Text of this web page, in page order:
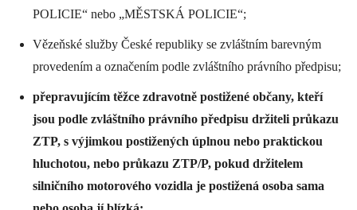
POLICIE“ nebo „MĚSTSKÁ POLICIE“;
Vězeňské služby České republiky se zvláštním barevným
provedením a označením podle zvláštního právního předpisu;
přepravujícím těžce zdravotně postižené občany, kteří
jsou podle zvláštního právního předpisu držiteli průkazu
ZTP, s výjimkou postižených úplnou nebo praktickou
hluchotou, nebo průkazu ZTP/P, pokud držitelem
silničního motorového vozidla je postižená osoba sama